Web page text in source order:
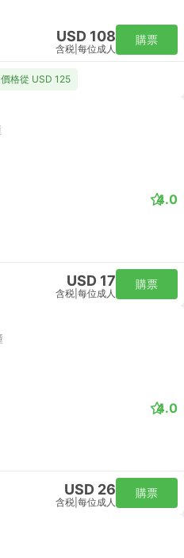
USD 108
含税 每位成人
購票
格從 USD 125
4.0
USD 17
含税 每位成人
購票
4.0
USD 26
含税 每位成人
購票